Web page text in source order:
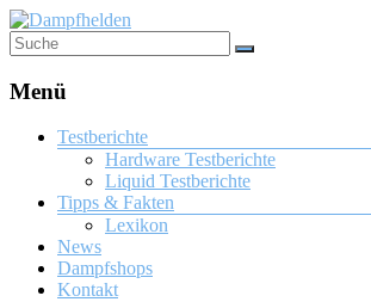
Menü
Testberichte
Hardware Testberichte
Liquid Testberichte
Tipps & Fakten
Lexikon
News
Dampfshops
Kontakt